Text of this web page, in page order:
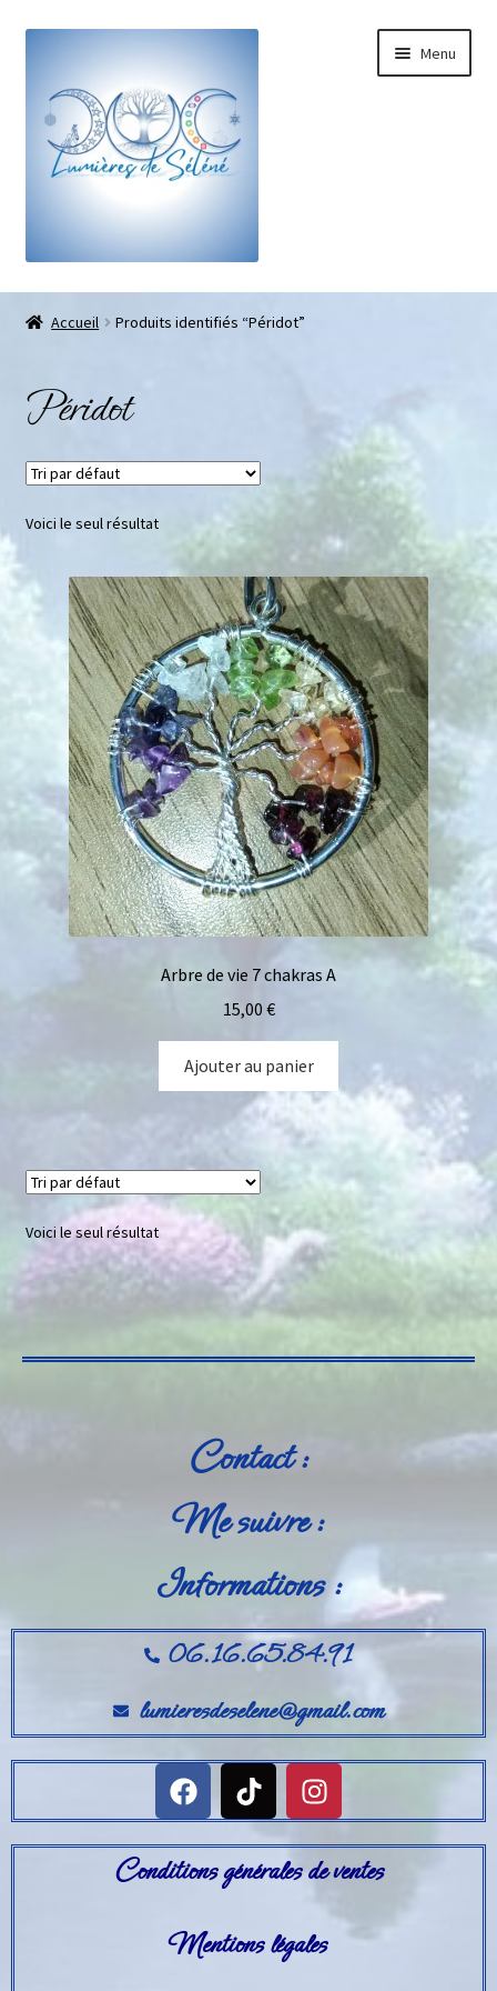
Menu
Boutique
Galets pouce anti-stress
Pendentifs sifflet et fioles
Mini géodes
Bougies lithothérapie
Packs
Carte Cadeau
Qui suis-je ?
Avis clients
Mon compte
Panier
Accueil Produits identifiés “Péridot”
Péridot
Voici le seul résultat
Arbre de vie 7 chakras A
15,00 €
Ajouter au panier
Voici le seul résultat
Contact :
Me suivre :
Informations :
06.16.65.84.91
lumieresdeselene@gmail.com
Conditions générales de ventes
Mentions légales